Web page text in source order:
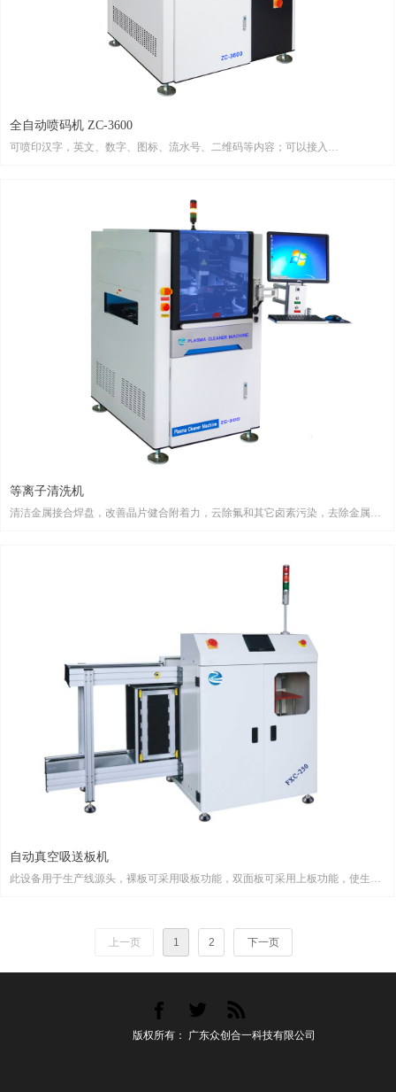
全自动喷码机 ZC-3600
可喷印汉字，英文、数字、图标、流水号、二维码等内容；可以接入
酒精擦拭，过炉高温固化后，油墨可以抗酒精、抗摩擦和IPA腐蚀等；可在线添
加耗材不停机；节约人工贴标成本，自动化程度高，喷码位置精确，提升产品质
等离子清洗机
清洁金属接合焊盘，改善晶片健合附着力，云除氟和其它卤素污染，去除金属和
自动真空吸送板机
此设备用于生产线源头，裸板可采用吸板功能，双面板可采用上板功能，使生产
上一页 1 2 下一页
版权所有： 广东众创合一科技有限公司